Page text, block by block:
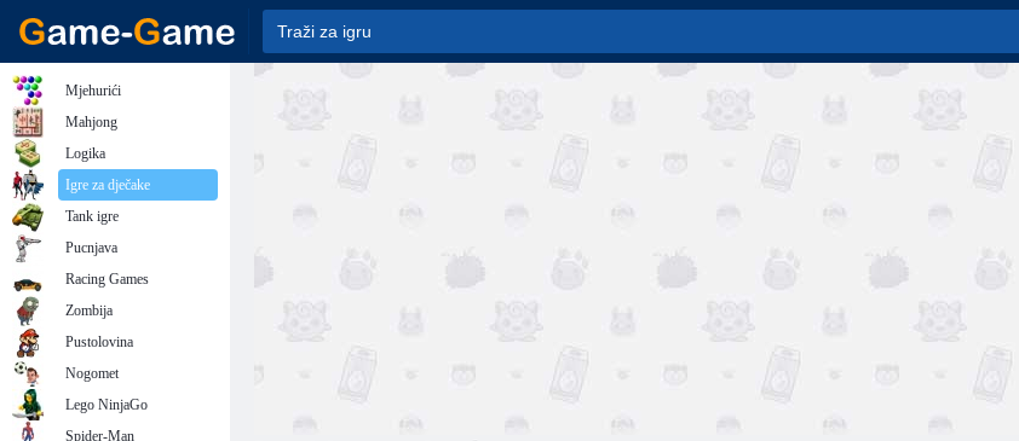
Mjehurići
Mahjong
Logika
Igre za dječake
Tank igre
Pucnjava
Racing Games
Zombija
Pustolovina
Nogomet
Lego NinjaGo
Spider-Man